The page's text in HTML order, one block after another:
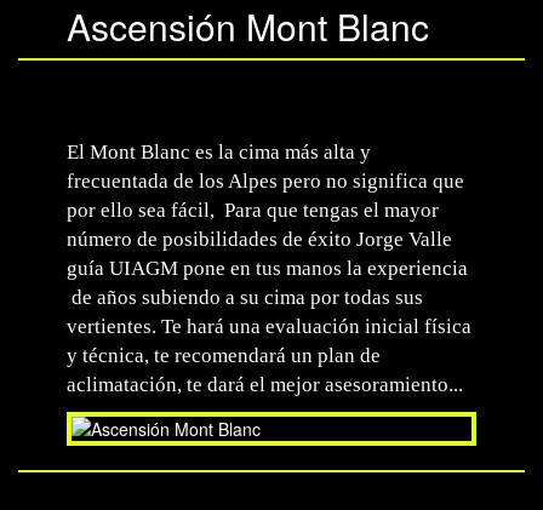
Ascensión Mont Blanc
El Mont Blanc es la cima más alta y
frecuentada de los Alpes pero no significa que
por ello sea fácil, Para que tengas el mayor
número de posibilidades de éxito Jorge Valle
guía UIAGM pone en tus manos la experiencia
de años subiendo a su cima por todas sus
vertientes. Te hará una evaluación inicial física
y técnica, te recomendará un plan de
aclimatación, te dará el mejor asesoramiento...